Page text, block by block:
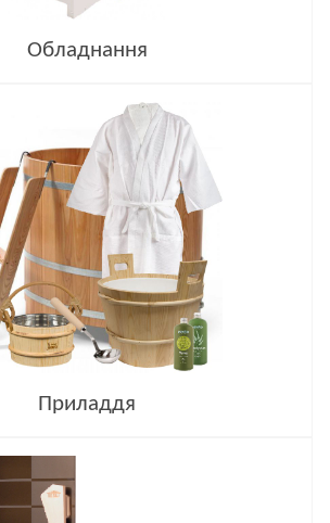
Обладнання
Приладдя